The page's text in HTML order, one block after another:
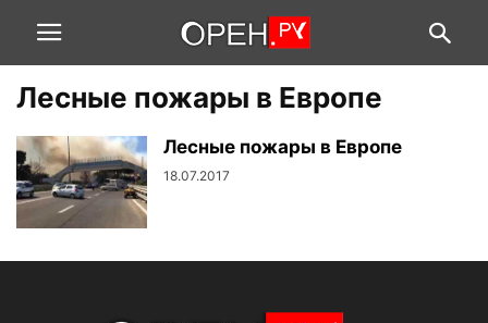
Лесные пожары в Европе
Лесные пожары в Европе
18.07.2017